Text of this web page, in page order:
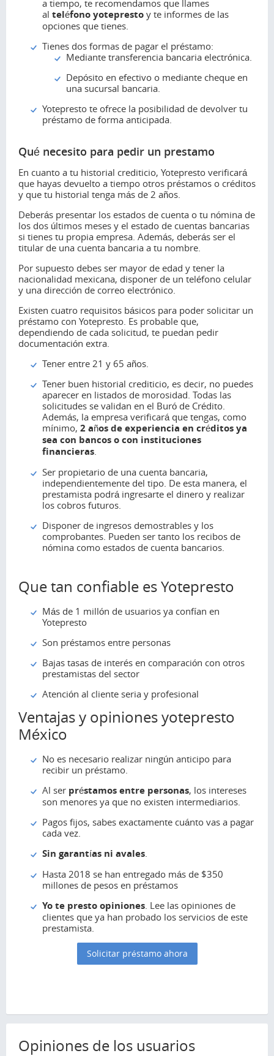
a tiempo, te recomendamos que llames
al teléfono yotepresto y te informes de las
opciones que tienes.
Tienes dos formas de pagar el préstamo:
Mediante transferencia bancaria electrónica.
Depósito en efectivo o mediante cheque en
una sucursal bancaria.
Yotepresto te ofrece la posibilidad de devolver tu
préstamo de forma anticipada.
Qué necesito para pedir un prestamo
En cuanto a tu historial crediticio, Yotepresto verificará
que hayas devuelto a tiempo otros préstamos o créditos
y que tu historial tenga más de 2 años.
Deberás presentar los estados de cuenta o tu nómina de
los dos últimos meses y el estado de cuentas bancarias
si tienes tu propia empresa. Además, deberás ser el
titular de una cuenta bancaria a tu nombre.
Por supuesto debes ser mayor de edad y tener la
nacionalidad mexicana, disponer de un teléfono celular
y una dirección de correo electrónico.
Existen cuatro requisitos básicos para poder solicitar un
préstamo con Yotepresto. Es probable que,
dependiendo de cada solicitud, te puedan pedir
documentación extra.
Tener entre 21 y 65 años.
Tener buen historial crediticio, es decir, no puedes
aparecer en listados de morosidad. Todas las
solicitudes se validan en el Buró de Crédito.
Además, la empresa verificará que tengas, como
mínimo, 2 años de experiencia en créditos ya
sea con bancos o con instituciones
financieras.
Ser propietario de una cuenta bancaria,
independientemente del tipo. De esta manera, el
prestamista podrá ingresarte el dinero y realizar
los cobros futuros.
Disponer de ingresos demostrables y los
comprobantes. Pueden ser tanto los recibos de
nómina como estados de cuenta bancarios.
Que tan confiable es Yotepresto
Más de 1 millón de usuarios ya confían en
Yotepresto
Son préstamos entre personas
Bajas tasas de interés en comparación con otros
prestamistas del sector
Atención al cliente seria y profesional
Ventajas y opiniones yotepresto
México
No es necesario realizar ningún anticipo para
recibir un préstamo.
Al ser préstamos entre personas, los intereses
son menores ya que no existen intermediarios.
Pagos fijos, sabes exactamente cuánto vas a pagar
cada vez.
Sin garantías ni avales
Hasta 2018 se han entregado más de $350
millones de pesos en préstamos
Yo te presto opiniones . Lee las opiniones de
clientes que ya han probado los servicios de este
prestamista.
Solicitar préstamo ahora
Opiniones de los usuarios